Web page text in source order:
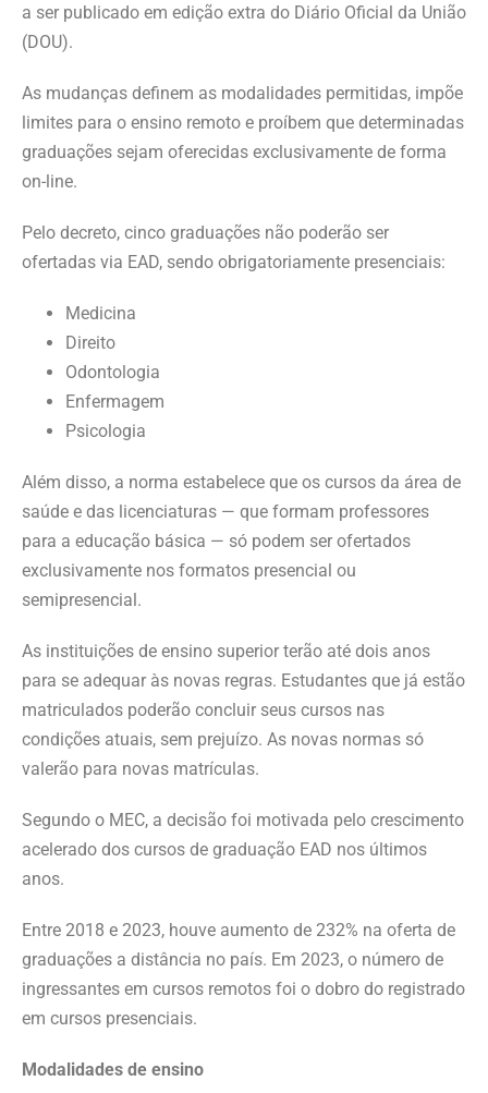
a ser publicado em edição extra do Diário Oficial da União
(DOU).
As mudanças definem as modalidades permitidas, impõe
limites para o ensino remoto e proíbem que determinadas
graduações sejam oferecidas exclusivamente de forma
on-line.
Pelo decreto, cinco graduações não poderão ser
ofertadas via EAD, sendo obrigatoriamente presenciais:
Medicina
Direito
Odontologia
Enfermagem
Psicologia
Além disso, a norma estabelece que os cursos da área de
saúde e das licenciaturas — que formam professores
para a educação básica — só podem ser ofertados
exclusivamente nos formatos presencial ou
semipresencial.
As instituições de ensino superior terão até dois anos
para se adequar às novas regras. Estudantes que já estão
matriculados poderão concluir seus cursos nas
condições atuais, sem prejuízo. As novas normas só
valerão para novas matrículas.
Segundo o MEC, a decisão foi motivada pelo crescimento
acelerado dos cursos de graduação EAD nos últimos
anos.
Entre 2018 e 2023, houve aumento de 232% na oferta de
graduações a distância no país. Em 2023, o número de
ingressantes em cursos remotos foi o dobro do registrado
em cursos presenciais.
Modalidades de ensino